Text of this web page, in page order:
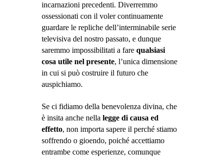
incarnazioni precedenti. Diverremmo
ossessionati con il voler continuamente
guardare le repliche dell’interminabile serie
televisiva del nostro passato, e dunque
saremmo impossibilitati a fare qualsiasi
cosa utile nel presente, l’unica dimensione
in cui si può costruire il futuro che
auspichiamo.
Se ci fidiamo della benevolenza divina, che
è insita anche nella legge di causa ed
effetto, non importa sapere il perché stiamo
soffrendo o gioendo, poiché accettiamo
entrambe come esperienze, comunque